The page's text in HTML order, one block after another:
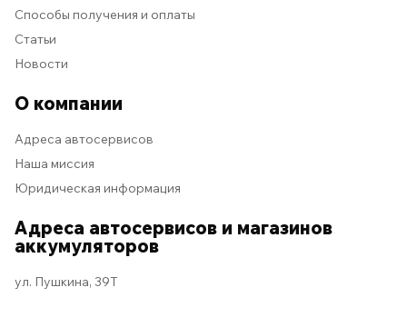
Способы получения и оплаты
Статьи
Новости
О компании
Адреса автосервисов
Наша миссия
Юридическая информация
Адреса автосервисов и магазинов
аккумуляторов
ул. Пушкина, 39Т